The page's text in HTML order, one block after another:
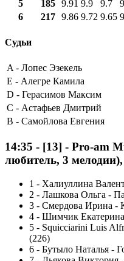
5
185 9.91 9.9 9.7
6
217 9.86 9.72 9.65
Судьи
A - Лопес Эзекель
E - Алегре Камила
D - Герасимов Максим
C - Астафьев Дмитрий
B - Самойлова Евгения
14:35 - [13] - Pro-am
любитель, 3
1 - Халиуллина
2 - Лашкова Ольга -
3 - Смердова Ирина -
4 - Шимчик
5 - Squicciarini Luis
(226)
6 - Бутыло Наталья -